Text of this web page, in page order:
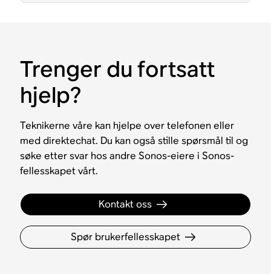
Trenger du fortsatt
hjelp?
Teknikerne våre kan hjelpe over telefonen eller
med direktechat. Du kan også stille spørsmål til og
søke etter svar hos andre Sonos-eiere i Sonos-
fellesskapet vårt.
Kontakt oss
Spør brukerfellesskapet